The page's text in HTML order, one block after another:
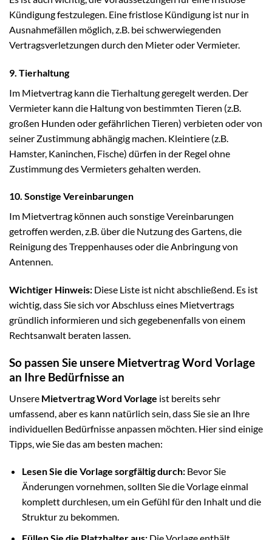
Kündigung festzulegen. Eine fristlose Kündigung ist nur in
Ausnahmefällen möglich, z.B. bei schwerwiegenden
Vertragsverletzungen durch den Mieter oder Vermieter.
9. Tierhaltung
Im Mietvertrag kann die Tierhaltung geregelt werden. Der
Vermieter kann die Haltung von bestimmten Tieren (z.B.
großen Hunden oder gefährlichen Tieren) verbieten oder von
seiner Zustimmung abhängig machen. Kleintiere (z.B.
Hamster, Kaninchen, Fische) dürfen in der Regel ohne
Zustimmung des Vermieters gehalten werden.
10. Sonstige Vereinbarungen
Im Mietvertrag können auch sonstige Vereinbarungen
getroffen werden, z.B. über die Nutzung des Gartens, die
Reinigung des Treppenhauses oder die Anbringung von
Antennen.
Wichtiger Hinweis: Diese Liste ist nicht abschließend. Es ist
wichtig, dass Sie sich vor Abschluss eines Mietvertrags
gründlich informieren und sich gegebenenfalls von einem
Rechtsanwalt beraten lassen.
So passen Sie unsere Mietvertrag Word Vorlage
an Ihre Bedürfnisse an
Unsere Mietvertrag Word Vorlage ist bereits sehr
umfassend, aber es kann natürlich sein, dass Sie sie an Ihre
individuellen Bedürfnisse anpassen möchten. Hier sind einige
Tipps, wie Sie das am besten machen:
Lesen Sie die Vorlage sorgfältig durch:Bevor Sie
Änderungen vornehmen, sollten Sie die Vorlage einmal
komplett durchlesen, um ein Gefühl für den Inhalt und die
Struktur zu bekommen.